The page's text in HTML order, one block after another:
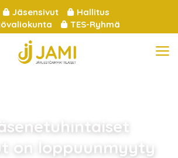
Jäsensivut
Hallitus
TES-Ryhmä
on loppuunmyyty